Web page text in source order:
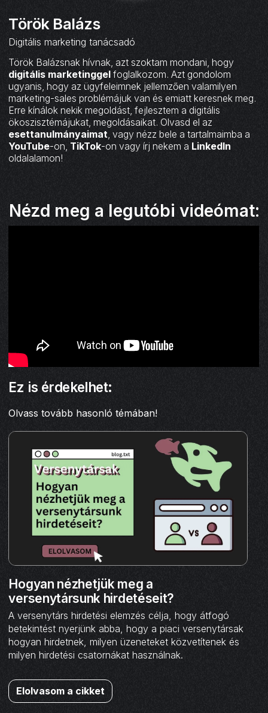
Török Balázs
Digitális marketing tanácsadó
Török Balázsnak hívnak, azt szoktam mondani, hogy
digitális marketinggel foglalkozom. Azt gondolom
ugyanis, hogy az ügyfeleimnek jellemzően valamilyen
marketing-sales problémájuk van és emiatt keresnek meg.
Erre kínálok nekik megoldást, fejlesztem a digitális
ökoszisztémájukat, megoldásaikat. Olvasd el az
esettanulmányaimat , vagy nézz bele a tartalmaimba a
YouTube-on, TikTok-on vagy írj nekem a LinkedIn
oldalalamon!
Nézd meg a legutóbi videómat:
Ez is érdekelhet:
Olvass tovább hasonló témában!
Hogyan nézhetjük meg a
versenytársunk hirdetéseit?
A versenytárs hirdetési elemzés célja, hogy átfogó
betekintést nyerjünk abba, hogy a piaci versenytársak
hogyan hirdetnek, milyen üzeneteket közvetítenek és
milyen hirdetési csatornákat használnak.
Elolvasom a cikket